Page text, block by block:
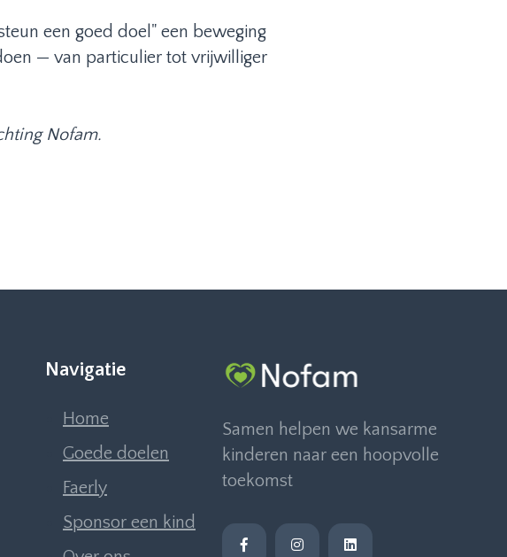
een goed doel" een beweging
— van particulier tot vrijwilliger
Nofam.
Navigatie
Home
Goede doelen
Faerly
Sponsor een kind
Samen helpen we kansarme
kinderen naar een hoopvolle
toekomst